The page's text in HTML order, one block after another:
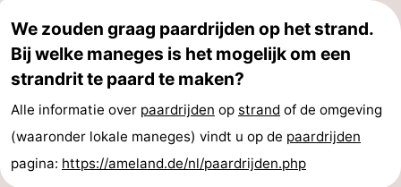
We zouden graag paardrijden op het strand.
Bij welke maneges is het mogelijk om een
strandrit te paard te maken?
Alle informatie over paardrijden op strand of de omgeving
(waaronder lokale maneges) vindt u op de paardrijden
pagina: https://ameland.de/nl/paardrijden.php